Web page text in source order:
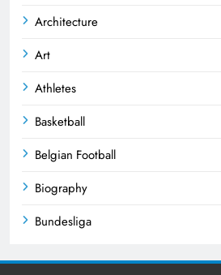
Architecture
Art
Athletes
Basketball
Belgian Football
Biography
Bundesliga